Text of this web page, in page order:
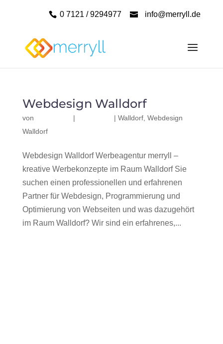
0 7121 / 9294977 info@merryll.de
Webdesign Walldorf
von | | Walldorf, Webdesign
Walldorf
Webdesign Walldorf Werbeagentur merryll –
kreative Werbekonzepte im Raum Walldorf Sie
suchen einen professionellen und erfahrenen
Partner für Webdesign, Programmierung und
Optimierung von Webseiten und was dazugehört
im Raum Walldorf? Wir sind ein erfahrenes,...